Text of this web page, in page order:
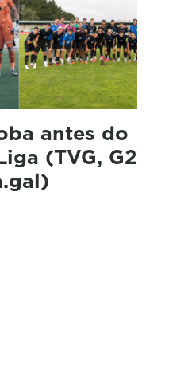
antes do
(TVG, G2